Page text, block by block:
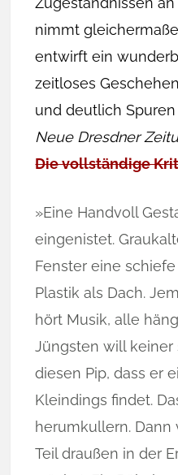
nimmt
entwirft ein
zeitloses
und deutlich
Neue Dresdner
Die vollständige
»Eine Handvoll
eingenistet.
Fenster eine
Plastik als Dach.
hört Musik, alle
Jüngsten will keiner
diesen Pip, dass er
Kleindings findet.
herumkullern. Dann
Teil draußen in der